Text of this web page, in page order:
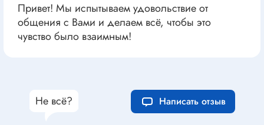
Привет! Мы испытываем удовольствие от
общения с Вами и делаем всё, чтобы это
чувство было взаимным!
Не всё? Написать отзыв